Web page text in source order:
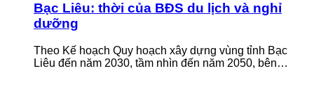
Bạc Liêu: thời của BĐS du lịch và nghỉ
dưỡng
Theo Kế hoạch Quy hoạch xây dựng vùng tỉnh Bạc
Liêu đến năm 2030, tầm nhìn đến năm 2050, bên…